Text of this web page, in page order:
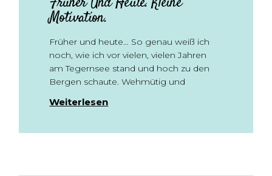
Motivation.
Früher und heute… So genau weiß ich
noch, wie ich vor vielen, vielen Jahren
am Tegernsee stand und hoch zu den
Bergen schaute. Wehmütig und
Weiterlesen